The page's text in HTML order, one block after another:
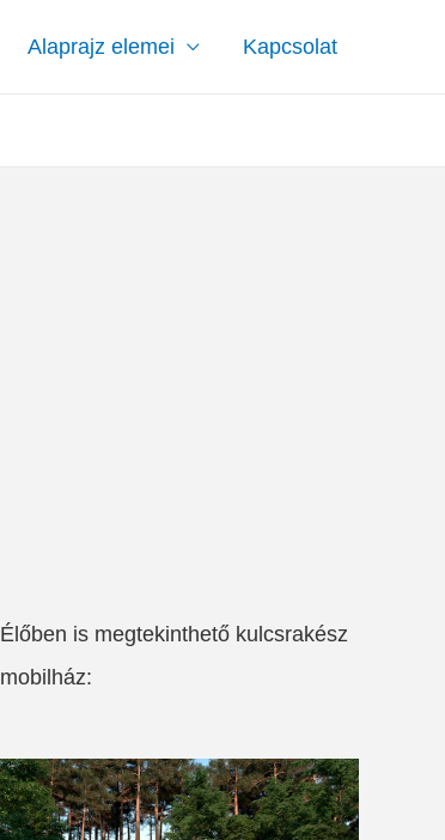
Alaprajz elemei Kapcsolat
Élőben is megtekinthető kulcsrakész
mobilház: